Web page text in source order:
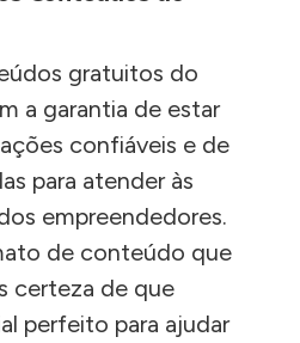
gratuitos do
a garantia de estar
confiáveis e de
para atender às
empreendedores.
de conteúdo que
certeza de que
perfeito para ajudar